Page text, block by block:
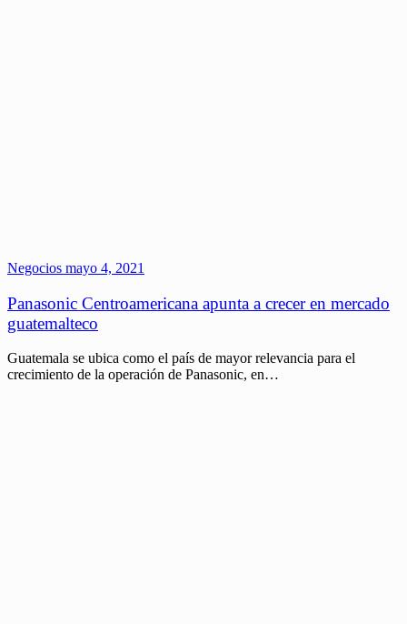
Negocios mayo 4, 2021
Panasonic Centroamericana apunta a crecer en mercado
guatemalteco
Guatemala se ubica como el país de mayor relevancia para el
crecimiento de la operación de Panasonic, en…